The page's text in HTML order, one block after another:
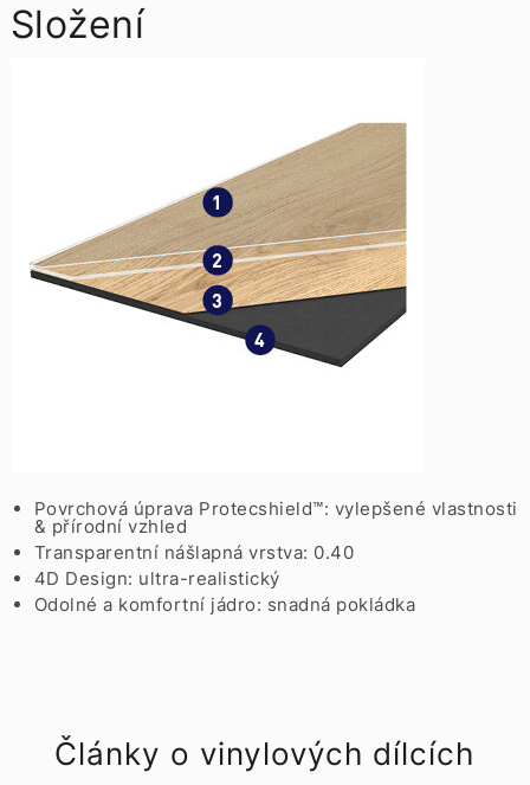
Složení
Povrchová úprava Protecshield™: vylepšené vlastnosti
& přírodní vzhled
Transparentní nášlapná vrstva: 0.40
4D Design: ultra-realistický
Odolné a komfortní jádro: snadná pokládka
Články o vinylových dílcích